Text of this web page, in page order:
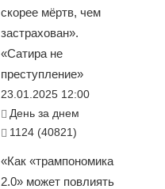
скорее мёртв, чем
застрахован».
«Сатира не
преступление»
23.01.2025 12:00
День за днем
1124 (40821)
«Как «трампономика
2.0» может повлиять